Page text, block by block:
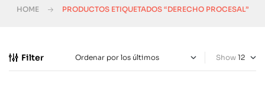
HOME PRODUCTOS ETIQUETADOS “DERECHO PROCESAL”
Filter Show